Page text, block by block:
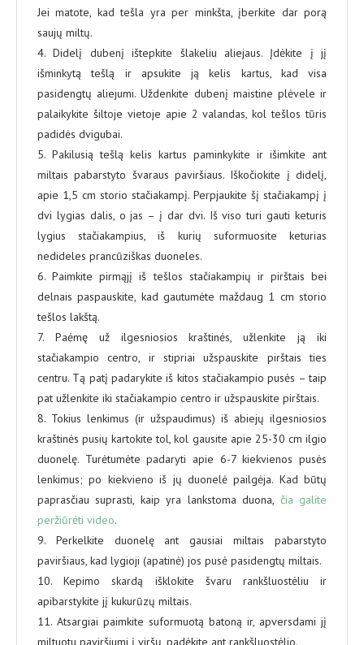
Jei matote, kad tešla yra per minkšta, įberkite dar porą
saujų miltų.
4. Didelį dubenį ištepkite šlakeliu aliejaus. Įdėkite į jį
išminkytą tešlą ir apsukite ją kelis kartus, kad visa
pasidengtų aliejumi. Uždenkite dubenį maistine plėvele ir
palaikykite šiltoje vietoje apie 2 valandas, kol tešlos tūris
padidės dvigubai.
5. Pakilusią tešlą kelis kartus paminkykite ir išimkite ant
miltais pabarstyto švaraus paviršiaus. Iškočiokite į didelį,
apie 1,5 cm storio stačiakampį. Perpjaukite šį stačiakampį į
dvi lygias dalis, o jas – į dar dvi. Iš viso turi gauti keturis
lygius stačiakampius, iš kurių suformuosite keturias
nedideles prancūziškas duoneles.
6. Paimkite pirmąjį iš tešlos stačiakampių ir pirštais bei
delnais paspauskite, kad gautumėte maždaug 1 cm storio
tešlos lakštą.
7. Paėmę už ilgesniosios kraštinės, užlenkite ją iki
stačiakampio centro, ir stipriai užspauskite pirštais ties
centru. Tą patį padarykite iš kitos stačiakampio pusės – taip
pat užlenkite iki stačiakampio centro ir užspauskite pirštais.
8. Tokius lenkimus (ir užspaudimus) iš abiejų ilgesniosios
kraštinės pusių kartokite tol, kol gausite apie 25-30 cm ilgio
duonelę. Turėtumėte padaryti apie 6-7 kiekvienos pusės
lenkimus; po kiekvieno iš jų duonelė pailgėja. Kad būtų
paprasčiau suprasti, kaip yra lankstoma duona, čia galite
peržiūrėti video.
9. Perkelkite duonelę ant gausiai miltais pabarstyto
paviršiaus, kad lygioji (apatinė) jos pusė pasidengtų miltais.
10. Kepimo skardą išklokite švaru rankšluostėliu ir
apibarstykite jį kukurūzų miltais.
11. Atsargiai paimkite suformuotą batoną ir, apversdami jį
miltuotu paviršiumi į viršų, padėkite ant rankšluostėlio.